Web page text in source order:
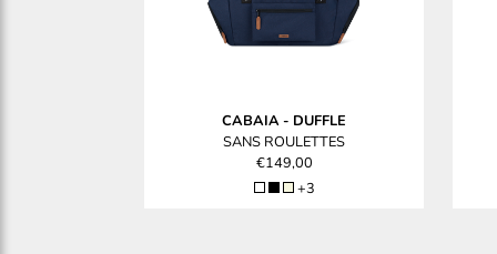
CABAIA- DUFFLE
SANS ROULETTES
€149,00
+3